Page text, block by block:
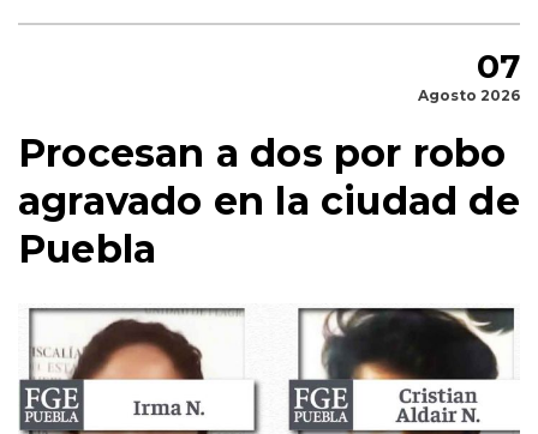
07
Agosto 2026
Procesan a dos por robo
agravado en la ciudad de
Puebla